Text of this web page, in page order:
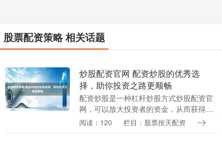
股票配资策略 相关话题
炒股配资官网 配资炒股的优秀选
择，助你投资之路更顺畅
配资炒股是一种杠杆炒股方式炒股配资官
网，可以放大投资者的资金，从而获得更
高的收益。然而，选择合适的配资平台至
阅读：120 栏目：股票按天配资